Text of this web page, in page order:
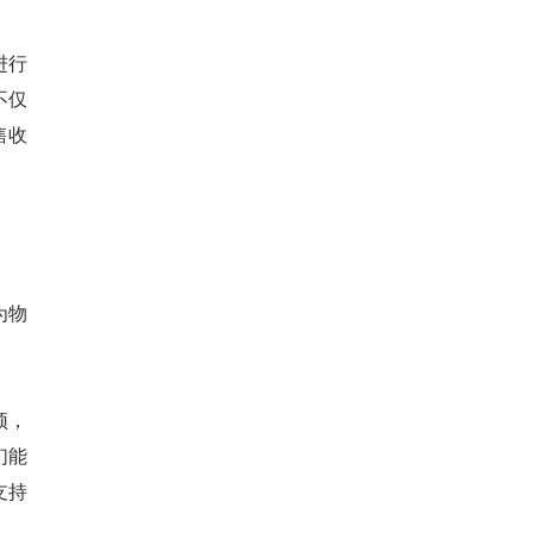
行
仅
收
物
能
持